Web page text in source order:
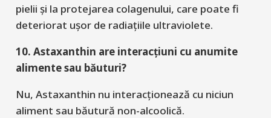
pielii și la protejarea colagenului, care poate fi
deteriorat ușor de radiațiile ultraviolete.
10. Astaxanthin are interacțiuni cu anumite
alimente sau băuturi?
Nu, Astaxanthin nu interacționează cu niciun
aliment sau băutură non-alcoolică.